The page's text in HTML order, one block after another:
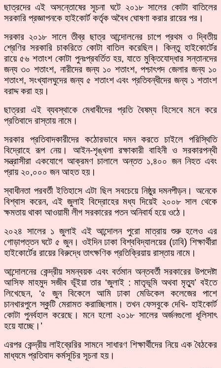
ছাত্রদের এই অসন্তোষের সূচনা ঘটে ২০১৮ সালের কোটা বাতিলের
সরকারি প্রজ্ঞাপনকে হাইকোর্ট কর্তৃক অবৈধ ঘোষণা করার রায়ের পর।
সরকার ২০১৮ সালে তীব্র ছাত্র আন্দোলনের চাপে প্রথম ও দ্বিতীয়
শ্রেণির সরকারি চাকরিতে কোটা বাতিল করেছিল। কিন্তু হাইকোর্টের
রায়ে ৫৬ শতাংশ কোটা পুনঃপ্রবর্তিত হয়, যাতে মুক্তিযোদ্ধার সন্তানদের
জন্য ৩০ শতাংশ, নারীদের জন্য ১০ শতাংশ, পশ্চাৎপদ জেলার জন্য ১০
শতাংশ, সংখ্যালঘুদের জন্য ৫ শতাংশ এবং প্রতিবন্ধীদের জন্য ১ শতাংশ
বরাদ্দ করা হয়।
ছাত্ররা এই ব্যবস্থাকে মেধাবীদের প্রতি বৈষম্য হিসেবে মনে করে
প্রতিবাদে রাস্তায় নামে।
সরকার প্রতিবাদকারীদের কঠোরভাবে দমন করতে চাইলে পরিস্থিতি
বিদ্রোহে রূপ নেয়। আইন-শৃঙ্খলা রক্ষাকারী বাহিনী ও সরকারপন্থী
সন্ত্রাসীরা একযোগে আক্রমণ চালালে অন্তত ১,৪০০ জন নিহত এবং
প্রায় ২০,০০০ জন আহত হয়।
স্বাধীনতা পরবর্তী ইতিহাসে এটা ছিল সবচেয়ে নিষ্ঠুর দমনপীড়ন। অনেকে
বিশ্বাস করেন, এই জুলাই বিদ্রোহের মধ্য দিয়েই ২০০৮ সাল থেকে
ক্ষমতায় থাকা আওয়ামী লীগ সরকারের পতন অনিবার্য হয়ে ওঠে।
২০২৪ সালের ১ জুলাই এই আন্দোলন পুরো মাত্রায় শুরু হলেও এর
গোড়াপত্তন ঘটে ৫ জুন। ওইদিন ঢাকা বিশ্ববিদ্যালয়ের (ঢাবি) শিক্ষার্থীরা
হাইকোর্টের রায়ের বিরুদ্ধে তাৎক্ষণিক প্রতিক্রিয়ায় রাস্তায় নামে।
আন্দোলনের কেন্দ্রীয় সমন্বয়ক এবং বর্তমান অন্তবর্তী সরকারের উপদেষ্টা
আসিফ মাহমুদ সজীব ভূঁইয়া তার ‘জুলাই : মাতৃভূমি অথবা মৃত্যু’ বইতে
লিখেছেন, ‘৫ জুন বিকেলে আমি ঢাকা মেডিকেল কলেজের পাশে
চানখারপুলে স্কুটি মেরামত করাচ্ছিলাম। তখন ফেসবুকে দেখি- হাইকোর্ট
কোটা পুনর্বহাল করেছে। মনে হলো ২০১৮ সালের অর্জনগুলো ধূলিসাৎ
হয়ে যাচ্ছে।’
এরপর কেন্দ্রীয় লাইব্রেরির সামনে সাধারণ শিক্ষার্থীদের নিয়ে এক বৈঠকের
মাধ্যমে প্রতিবাদ কর্মসূচির সূচনা হয়।